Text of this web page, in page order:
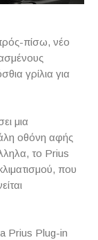
πίσω, νέο
γρίλια για
μια
οθόνη αφής
το Prius
που
Prius Plug-in